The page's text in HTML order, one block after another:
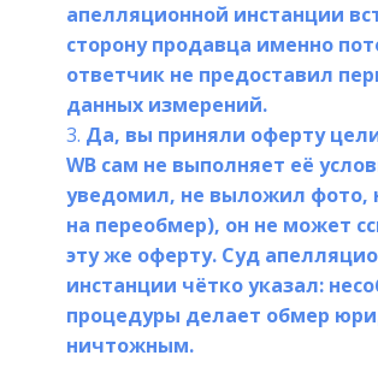
апелляционной инстанции
сторону продавца именно
ответчик не предоставил
данных измерений.
Да, вы приняли оферту
WB сам не выполняет её
уведомил, не выложил фото,
на переобмер), он не может
эту же оферту. Суд
инстанции чётко указал:
процедуры делает обмер
ничтожным.